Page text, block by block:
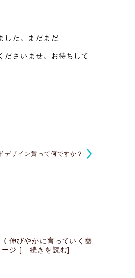
した。まだまだ
ださいませ。お待ちして
デザイン賞って何ですか？
伸びやかに育っていく薔
ージ [...続きを読む]